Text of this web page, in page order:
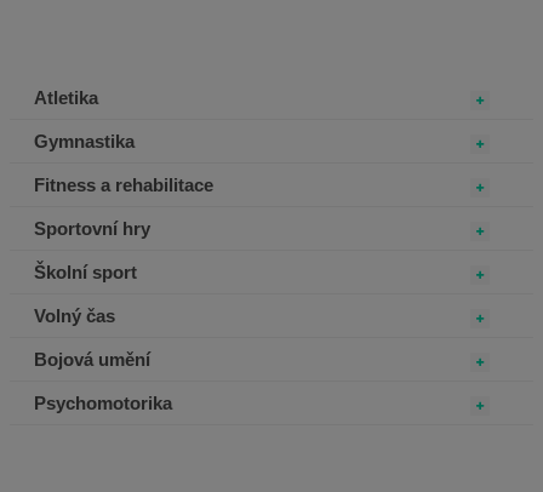
Atletika
Gymnastika
Fitness a rehabilitace
Sportovní hry
Školní sport
Volný čas
Bojová umění
Psychomotorika